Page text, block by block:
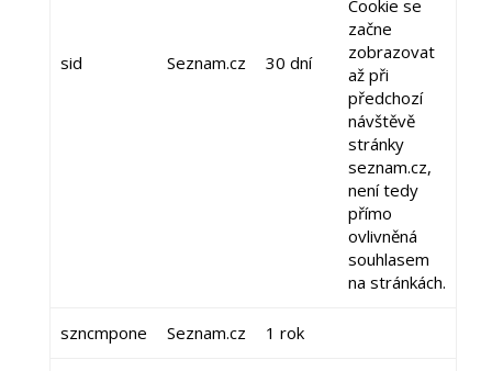
sid Seznam.cz 30 dní
Cookie se
začne
zobrazovat
až při
předchozí
návštěvě
stránky
seznam.cz,
není tedy
přímo
ovlivněná
souhlasem
na stránkách.
szncmpone Seznam.cz 1 rok